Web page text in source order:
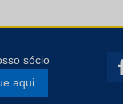
sócio
aqui